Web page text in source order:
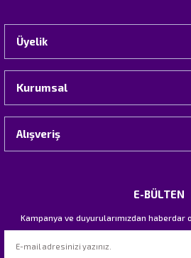
Üyelik
Kurumsal
Alışveriş
E-BÜLTEN
Kampanya ve duyurularımızdan